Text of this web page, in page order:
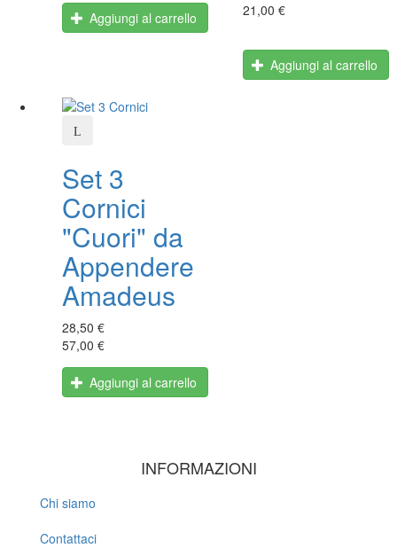
Aggiungi al carrello 21,00 €
Aggiungi al carrello
Set 3
Cornici
"Cuori" da
Appendere
Amadeus
28,50 €
57,00 €
Aggiungi al carrello
INFORMAZIONI
Chi siamo
Contattaci